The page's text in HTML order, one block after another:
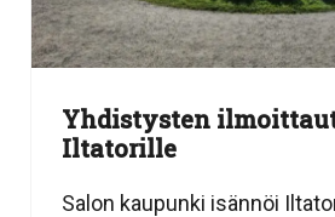
Yhdistysten
Iltatorille
Salon kaupunki isännöi